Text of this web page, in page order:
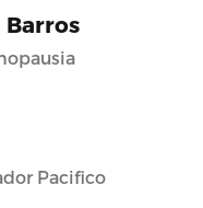
Barros
Pacifico